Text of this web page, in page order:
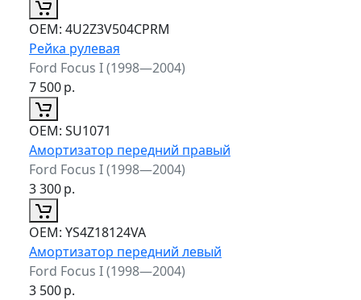
ОЕМ: 4U2Z3V504CPRM
Рейка рулевая
Ford Focus I (1998—2004)
7 500р.
ОЕМ: SU1071
Амортизатор передний правый
Ford Focus I (1998—2004)
3 300р.
ОЕМ: YS4Z18124VA
Амортизатор передний левый
Ford Focus I (1998—2004)
3 500р.